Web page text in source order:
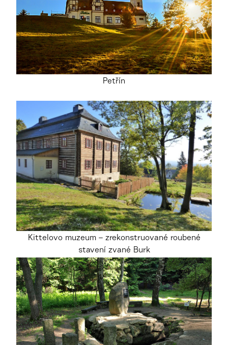
Petřín
Kittelovo muzeum – zrekonstruované roubené
stavení zvané Burk